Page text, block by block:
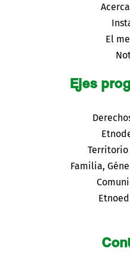
El
Ejes
Territorio
Familia,